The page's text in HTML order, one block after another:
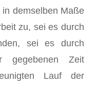
in demselben Maße
zu, sei es durch
sei es durch
gegebenen Zeit
Lauf der